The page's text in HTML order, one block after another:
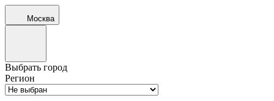
Москва
Выбрать город
Регион